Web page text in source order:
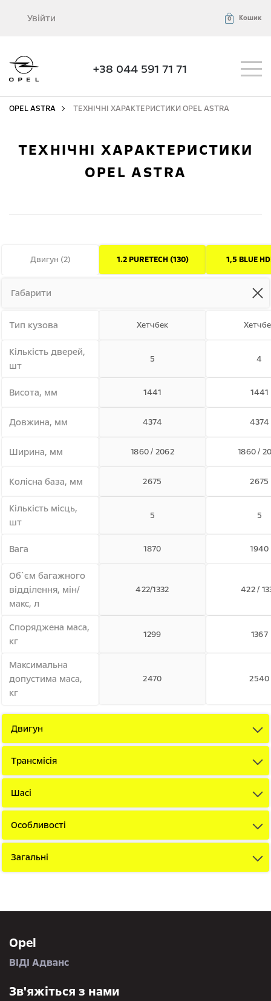
Увійти 0 Кошик
+38 044 591 71 71
OPEL ASTRA ТЕХНІЧНІ ХАРАКТЕРИСТИКИ OPEL ASTRA
ТЕХНІЧНІ ХАРАКТЕРИСТИКИ
OPEL ASTRA
Двигун (2) 1.2 PURETECH (130) 1,5 BLUE
Габарити
Тип кузова Хетчбек
Кiлькiсть дверей,
шт
5 4
Висота, мм 1441 1441
Довжина, мм 4374 4374
Ширина, мм 1860 / 2062 1860 /
Колiсна база, мм 2675 2675
Кiлькiсть мiсць,
шт
5 5
Вага 1870 1940
Об`єм багажного
відділення, мін/
макс, л
422/1332 422 /
Споряджена маса,
кг
1299 1367
Максимальна
допустима маса,
кг
2470 2540
Двигун
Трансмісія
Шасі
Особливості
Загальні
Opel
ВІДІ Адванс
Зв'яжіться з нами